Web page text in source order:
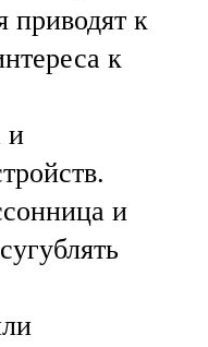
приводят к
к
и
и